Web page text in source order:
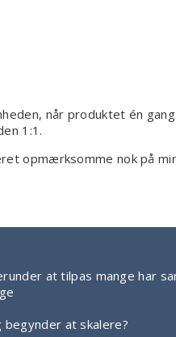
når produktet én
1:1.
opmærksomme nok på
at tilpas mange har
at skalere?